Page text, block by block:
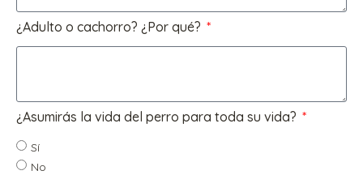
¿Adulto o cachorro? ¿Por qué?
¿Asumirás la vida del perro para toda su vida?
Sí
No